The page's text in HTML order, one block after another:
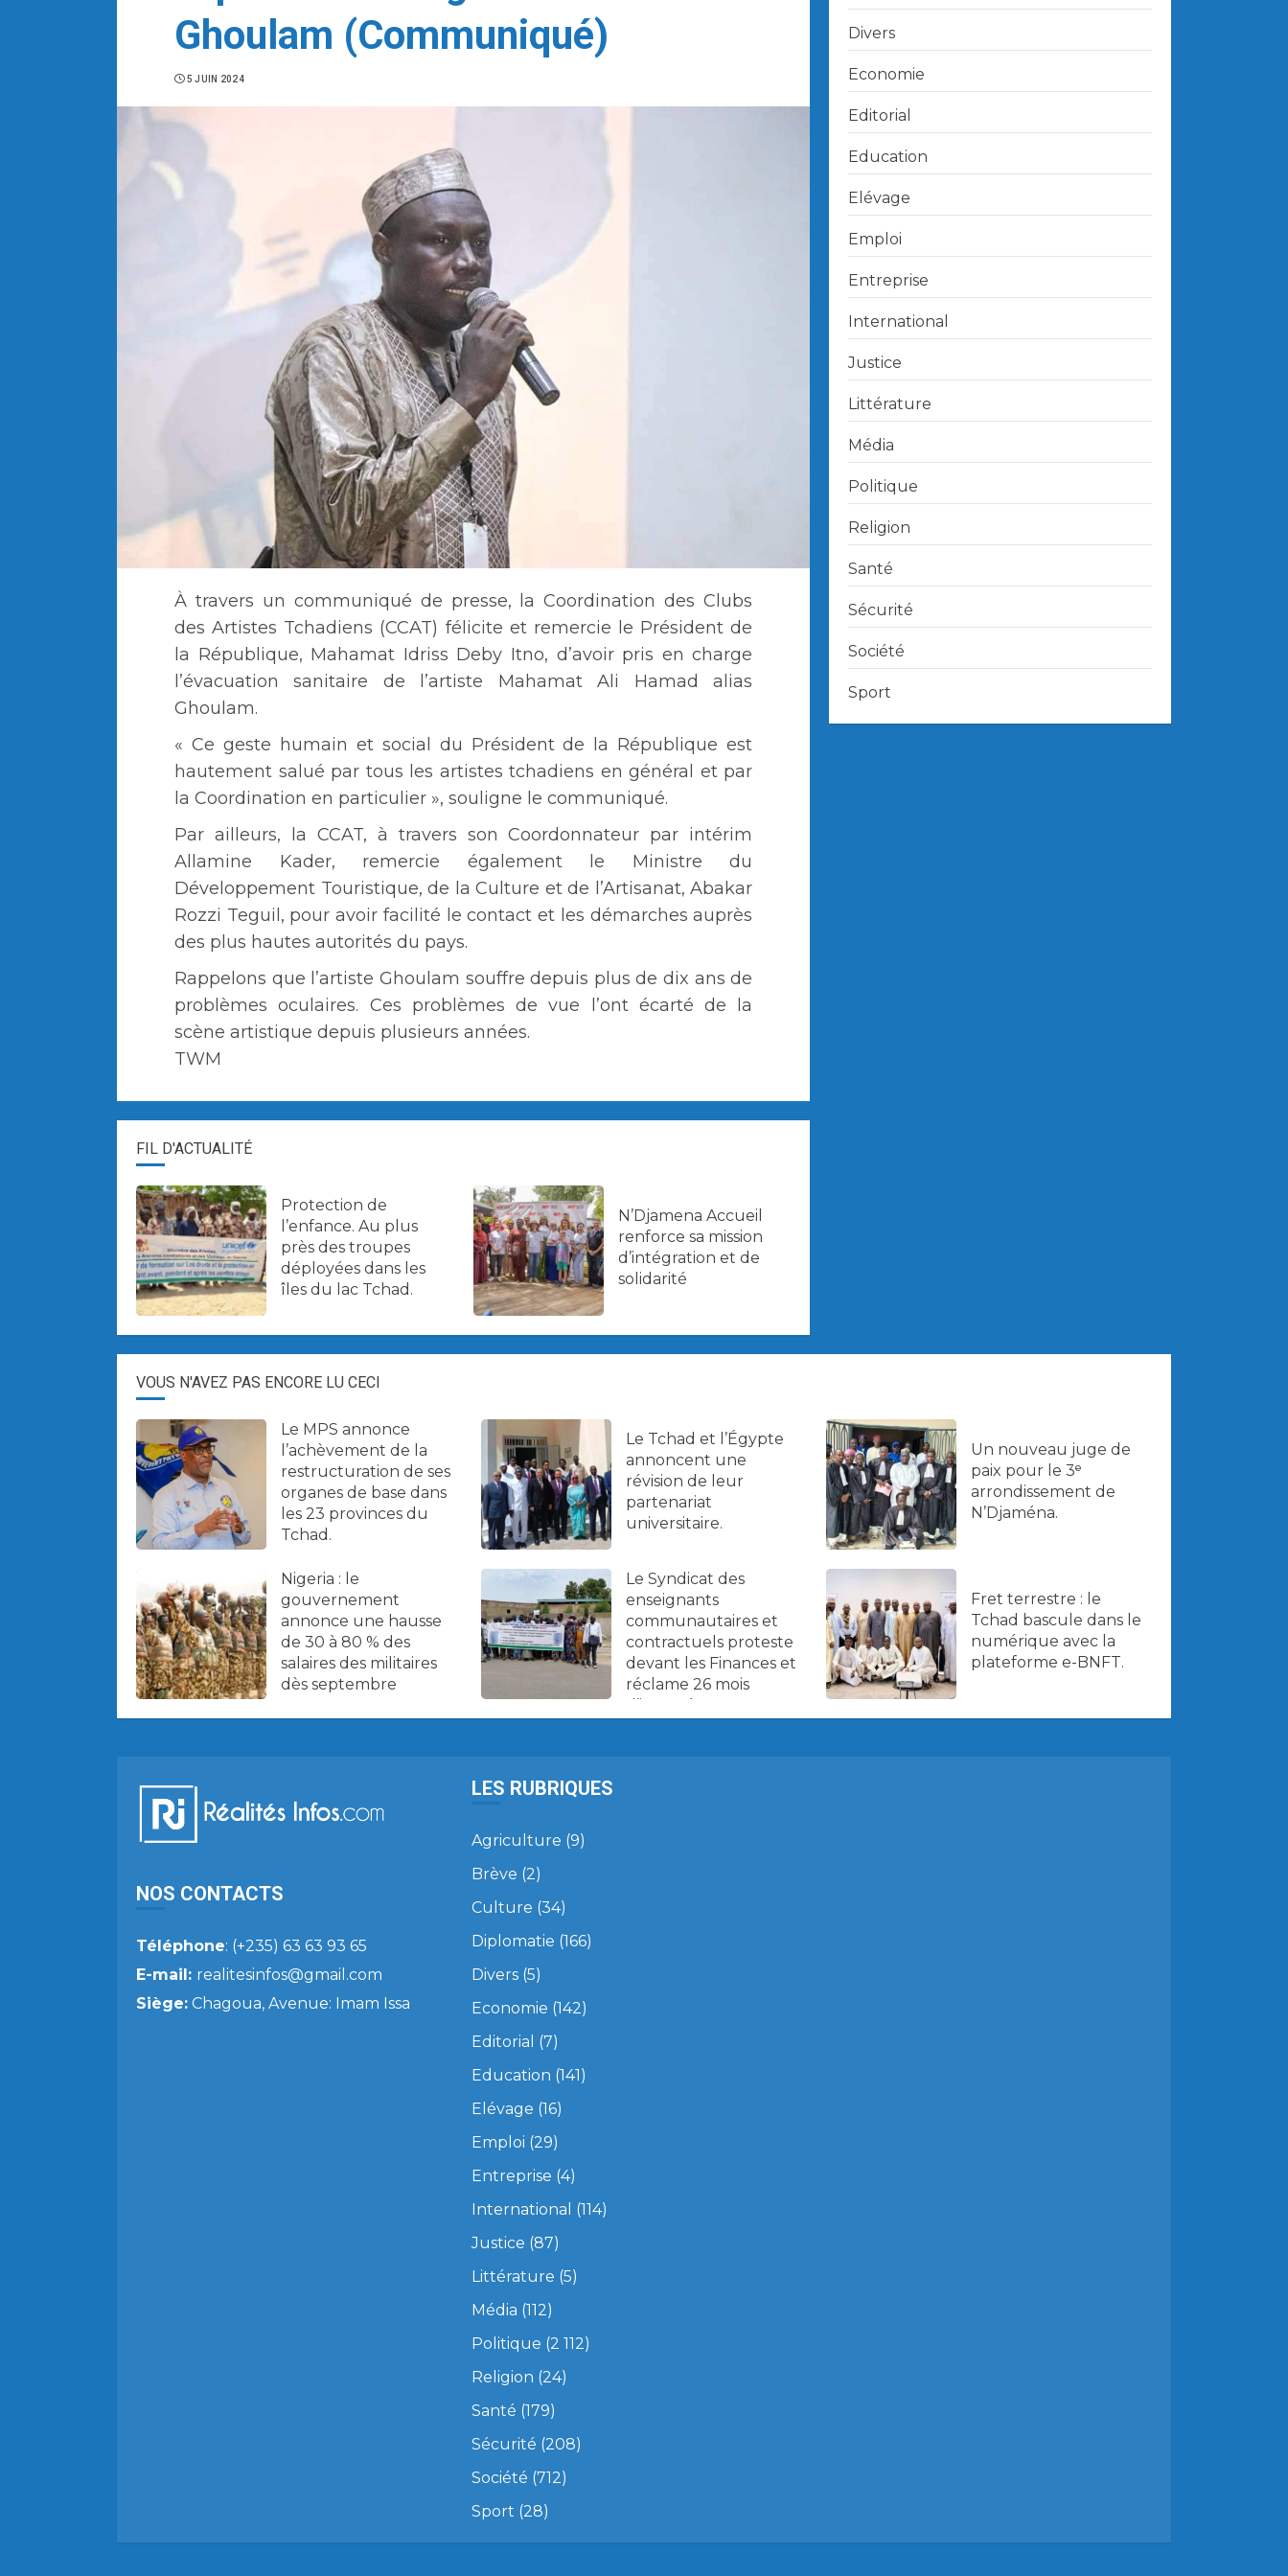
Ghoulam (Communiqué)
5 JUIN 2024
À travers un communiqué de presse, la Coordination des Clubs
des Artistes Tchadiens (CCAT) félicite et remercie le Président de
la République, Mahamat Idriss Deby Itno, d’avoir pris en charge
l’évacuation sanitaire de l’artiste Mahamat Ali Hamad alias
Ghoulam.
« Ce geste humain et social du Président de la République est
hautement salué par tous les artistes tchadiens en général et par
la Coordination en particulier », souligne le communiqué.
Par ailleurs, la CCAT, à travers son Coordonnateur par intérim
Allamine Kader, remercie également le Ministre du
Développement Touristique, de la Culture et de l’Artisanat, Abakar
Rozzi Teguil, pour avoir facilité le contact et les démarches auprès
des plus hautes autorités du pays.
Rappelons que l’artiste Ghoulam souffre depuis plus de dix ans de
problèmes oculaires. Ces problèmes de vue l’ont écarté de la
scène artistique depuis plusieurs années.
TWM
FIL D'ACTUALITÉ
Protection de
l’enfance. Au plus
près des troupes
déployées dans les
îles du lac Tchad.
N’Djamena Accueil
renforce sa mission
d’intégration et de
solidarité
Divers
Economie
Editorial
Education
Elévage
Emploi
Entreprise
International
Justice
Littérature
Média
Politique
Religion
Santé
Sécurité
Société
Sport
VOUS N'AVEZ PAS ENCORE LU CECI
Le MPS annonce
l’achèvement de la
restructuration de ses
organes de base dans
les 23 provinces du
Tchad.
Le Tchad et l’Égypte
annoncent une
révision de leur
partenariat
universitaire.
Un nouveau juge de
paix pour le 3ᵉ
arrondissement de
N’Djaména.
Nigeria : le
gouvernement
annonce une hausse
de 30 à 80 % des
salaires des militaires
dès septembre
Le Syndicat des
enseignants
communautaires et
contractuels proteste
devant les Finances et
réclame 26 mois
d’impayés.
Fret terrestre : le
Tchad bascule dans le
numérique avec la
plateforme e-BNFT.
NOS CONTACTS
Téléphone: (+235) 63 63 93 65
E-mail: realitesinfos@gmail.com
Siège: Chagoua, Avenue: Imam Issa
LES RUBRIQUES
Agriculture (9)
Brève (2)
Culture (34)
Diplomatie (166)
Divers(5)
Economie (142)
Editorial (7)
Education (141)
Elévage (16)
Emploi (29)
Entreprise (4)
International (114)
Justice (87)
Littérature (5)
Média (112)
Politique (2 112)
Religion (24)
Santé (179)
Sécurité (208)
Société (712)
Sport (28)